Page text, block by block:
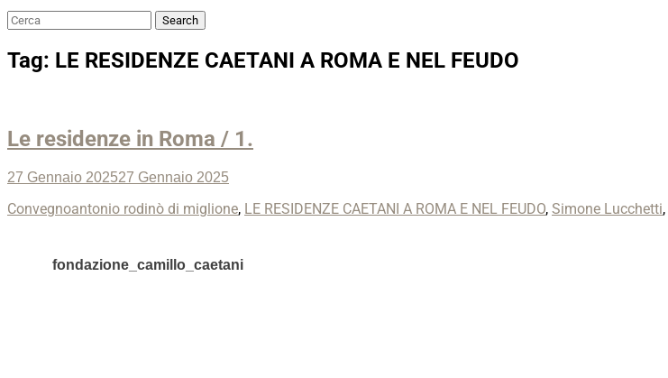
Search
Search
Tag: LE RESIDENZE CAETANI A ROMA E NEL FEUDO
Le residenze in Roma / 1.
Posted
27 Gennaio 202527 Gennaio 2025
Categories
ConvegnoTags
antonio rodinò di miglione, LE RESIDENZE CAETANI A ROMA E NEL FEUDO, Simone Lucchetti,
fondazione_camillo_caetani